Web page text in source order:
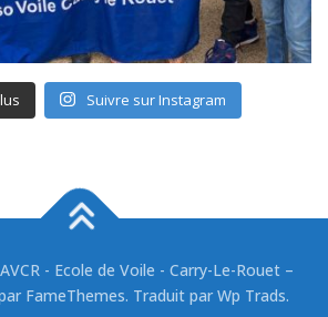
Suivre sur Instagram
- Ecole de Voile - Carry-Le-Rouet –
FameThemes. Traduit par Wp Trads.